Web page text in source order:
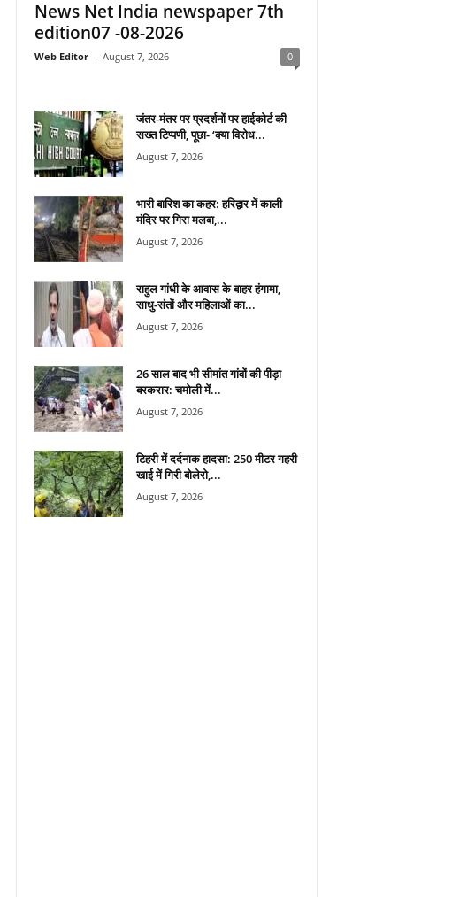
News Net India newspaper 7th
edition07 -08-2026
Web Editor - August 7, 2026 0
जंतर-मंतर पर प्रदर्शनों पर हाईकोर्ट की
सख्त टिप्पणी, पूछा- ‘क्या विरोध...
August 7, 2026
भारी बारिश का कहर: हरिद्वार में काली
मंदिर पर गिरा मलबा,...
August 7, 2026
राहुल गांधी के आवास के बाहर हंगामा,
साधु-संतों और महिलाओं का...
August 7, 2026
26 साल बाद भी सीमांत गांवों की पीड़ा
बरकरार: चमोली में...
August 7, 2026
टिहरी में दर्दनाक हादसा: 250 मीटर गहरी
खाई में गिरी बोलेरो,...
August 7, 2026